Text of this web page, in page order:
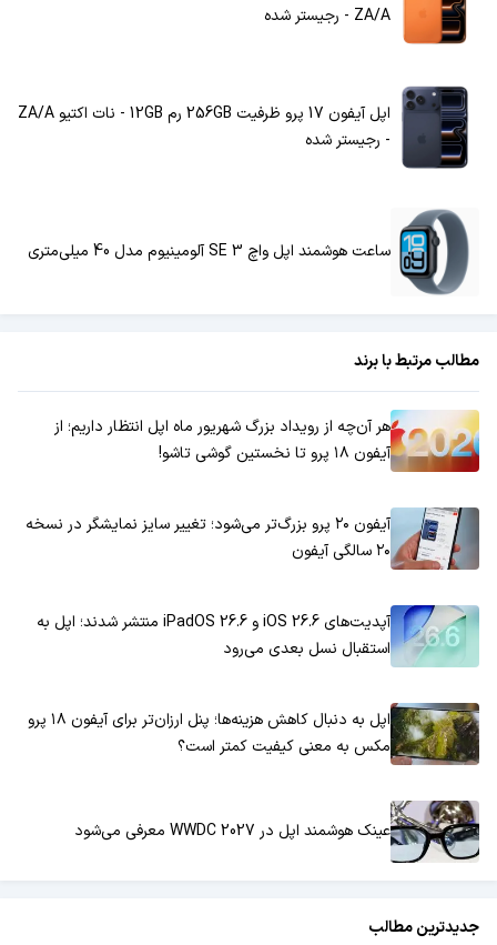
ZA/A - رجیستر شده
اپل آیفون 17 پرو ظرفیت 256GB رم 12GB - نات اکتیو ZA/A
- رجیستر شده
ساعت هوشمند اپل واچ SE 3 آلومینیوم مدل 40 میلی‌متری
مطالب مرتبط با برند
هر آن‌چه از رویداد بزرگ شهریور ماه اپل انتظار داریم؛ از
آیفون ۱۸ پرو تا نخستین گوشی تاشو!
آیفون ۲۰ پرو بزرگ‌تر می‌شود؛ تغییر سایز نمایشگر در نسخه
۲۰ سالگی آیفون
آپدیت‌های iOS 26.6 و iPadOS 26.6 منتشر شدند؛ اپل به
استقبال نسل بعدی می‌رود
اپل به دنبال کاهش هزینه‌ها؛ پنل ارزان‌تر برای آیفون ۱۸ پرو
مکس به معنی کیفیت کمتر است؟
عینک هوشمند اپل در WWDC 2027 معرفی می‌شود
جدیدترین مطالب